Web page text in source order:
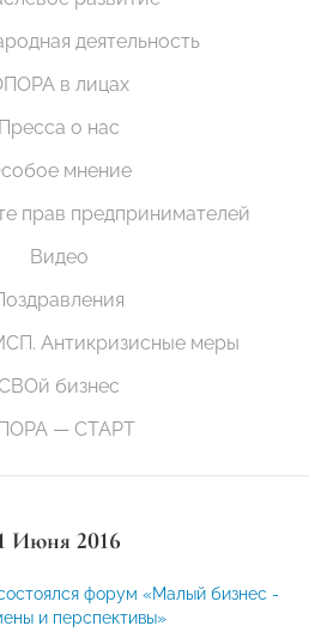
деятельность
в лицах
Пресса о нас
мнение
прав предпринимателей
Видео
Антикризисные меры
бизнес
— СТАРТ
Июня 2016
форум «Малый бизнес -
и перспективы»